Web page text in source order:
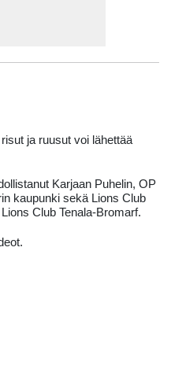
ja ruusut voi lähettää
Karjaan Puhelin, OP
kaupunki sekä Lions Club
Club Tenala-Bromarf.